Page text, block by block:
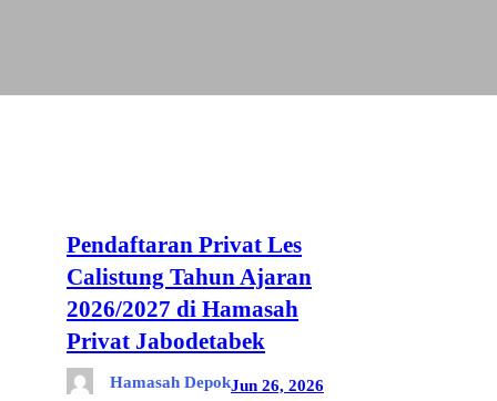
Pendaftaran Privat Les
Calistung Tahun Ajaran
2026/2027 di Hamasah
Privat Jabodetabek
Hamasah DepokJun 26, 2026